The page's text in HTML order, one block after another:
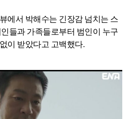
에서 박해수는 긴장감 넘치는 스
들과 가족들로부터 범인이 누구
이 받았다고 고백했다.